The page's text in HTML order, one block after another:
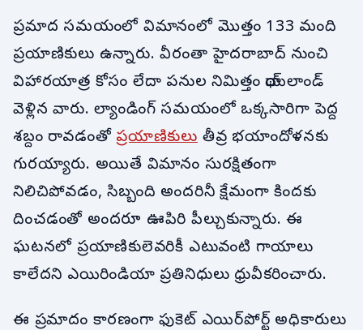
ప్రమాద సమయంలో విమానంలో మొత్తం 133 మంది
ప్రయాణికులు ఉన్నారు. వీరంతా హైదరాబాద్ నుంచి
విహారయాత్ర కోసం లేదా పనుల నిమిత్తం థాయ్‌లాండ్
వెళ్లిన వారు. ల్యాండింగ్ సమయంలో ఒక్కసారిగా పెద్ద
శబ్దం రావడంతోప్రయాణికులు తీవ్ర భయాందోళనకు
గురయ్యారు. అయితే విమానం సురక్షితంగా
నిలిచిపోవడం, సిబ్బంది అందరినీ క్షేమంగా కిందకు
దించడంతో అందరూ ఊపిరి పీల్చుకున్నారు. ఈ
ఘటనలో ప్రయాణికులెవరికీ ఎటువంటి గాయాలు
కాలేదని ఎయిరిండియా ప్రతినిధులు ధ్రువీకరించారు.
ఈ ప్రమాదం కారణంగా ఫుకెట్ ఎయిర్‌పోర్ట్ అధికారులు